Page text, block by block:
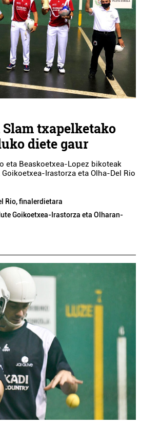
txapelketako
diete gaur
eta Beaskoetxea-Lopez bikoteak
Irastorza eta Olha-Del Rio
Rio, finalerdietara
Goikoetxea-Irastorza eta Olharan-